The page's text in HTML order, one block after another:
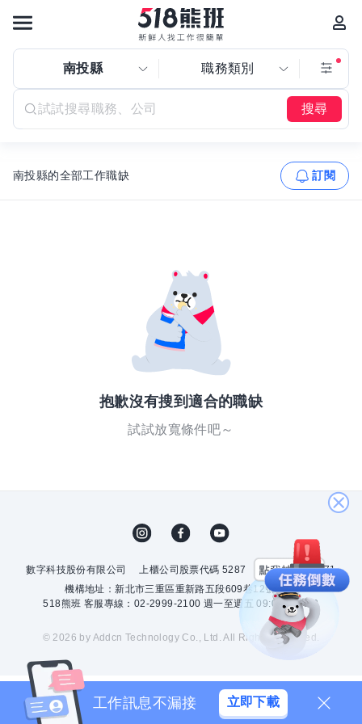
南投縣 職務類別
搜尋
南投縣的全部工作職缺 訂閱
抱歉沒有搜到適合的職缺
試試放寬條件吧～
關
閉
數字科技股份有限公司 上櫃公司股票代碼 5287
許可證字號 2571
機構地址：新北市三重區重新路五段609巷12號10樓
518熊班 客服專線：02-2999-2100 週一至週五 09:00 - 18:00
© 2026 by Addcn Technology Co., Ltd. All Rights Reserved.
工作訊息不漏接 立即下載